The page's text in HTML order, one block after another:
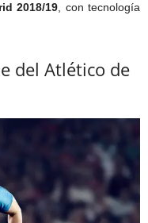
2018/19, con tecnología
del Atlético de